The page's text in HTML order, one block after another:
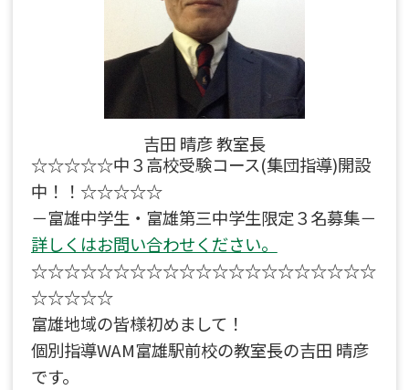
吉田 晴彦 教室長
☆☆☆☆☆中３高校受験コース(集団指導)開設
中！！☆☆☆☆☆
－富雄中学生・富雄第三中学生限定３名募集－
詳しくはお問い合わせください。
☆☆☆☆☆☆☆☆☆☆☆☆☆☆☆☆☆☆☆☆☆
☆☆☆☆☆
富雄地域の皆様初めまして！
個別指導WAM富雄駅前校の教室長の吉田 晴彦
です。